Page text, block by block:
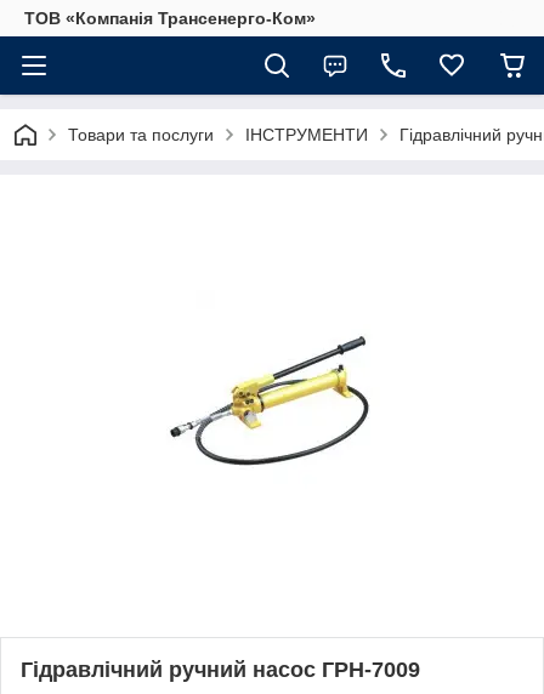
ТОВ «Компанія Трансенерго-Ком»
Товари та послуги ІНСТРУМЕНТИ Гідравлічний
Гідравлічний ручний насос ГРН-7009